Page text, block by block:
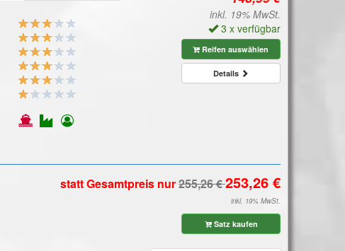
inkl. 19% MwSt.
3 x verfügbar
Reifen auswählen
Details
statt Gesamtpreis nur
inkl. 19% MwSt.
Satz kaufen